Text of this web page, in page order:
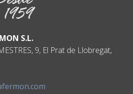
S.L.
9, El Prat de Llobregat,